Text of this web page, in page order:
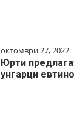
октомври 27, 2022
Юрти
унгарци